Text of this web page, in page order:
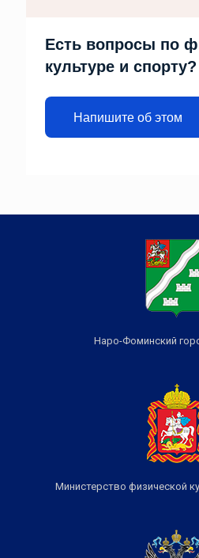
Есть вопросы по
культуре и спорту?
Напишите об этом
Наро-Фоминский
Министерство физической